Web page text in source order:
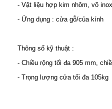
- Vật liệu hợp kim nhôm, võ
- Ứng dụng : cửa gỗ/của kính
Thông số kỹ thuật :
- Chiều rộng tối đa 905 mm,
- Trọng lượng cửa tối đa 105kg